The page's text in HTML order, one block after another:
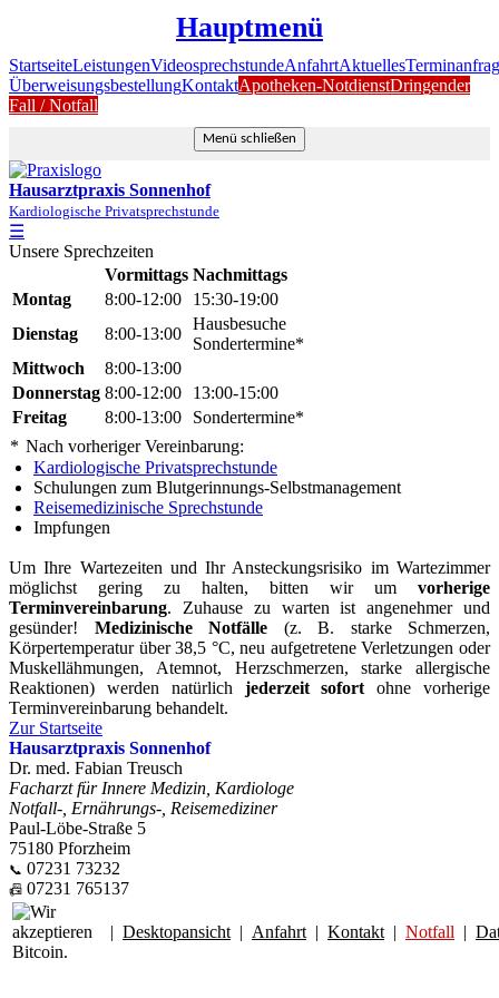
Hauptmenü
StartseiteLeistungenVideosprechstundeAnfahrtAktuelles
ÜberweisungsbestellungKontaktApotheken-NotdienstDringender
Fall / Notfall
Menü schließen
Hausarztpraxis Sonnenhof
Kardiologische Privatsprechstunde
☰
Unsere Sprechzeiten
Vormittags Nachmittags
Montag
8:00-12:00
15:30-19:00
Dienstag
8:00-13:00
Hausbesuche
Sondertermine*
Mittwoch
8:00-13:00
Donnerstag 8:00-12:00
13:00-15:00
Freitag
8:00-13:00
Sondertermine*
* Nach vorheriger Vereinbarung:
Kardiologische Privatsprechstunde
Schulungen zum Blutgerinnungs-Selbstmanagement
Reisemedizinische Sprechstunde
Impfungen
Um Ihre Wartezeiten und Ihr Ansteckungsrisiko im Wartezimmer
möglichst gering zu halten, bitten wir um vorherige
Terminvereinbarung. Zuhause zu warten ist angenehmer und
gesünder! Medizinische Notfälle (z. B. starke Schmerzen,
Körpertemperatur über 38,5 °C, neu aufgetretene Verletzungen oder
Muskellähmungen, Atemnot, Herzschmerzen, starke allergische
Reaktionen) werden natürlich jederzeit sofort ohne vorherige
Terminvereinbarung behandelt.
Zur Startseite
Hausarztpraxis Sonnenhof
Dr. med. Fabian Treusch
Facharzt für Innere Medizin, Kardiologe
Notfall-, Ernährungs-, Reisemediziner
Paul-Löbe-Straße 5
75180 Pforzheim
📞 07231 73232
📠 07231 765137
| Desktopansicht | Anfahrt | Kontakt | Notfall |